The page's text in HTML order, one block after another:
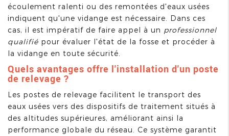
écoulement ralenti ou des remontées d'eaux usées
indiquent qu'une vidange est nécessaire. Dans ces
cas, il est impératif de faire appel à un professionnel
qualifié pour évaluer l'état de la fosse et procéder à
la vidange en toute sécurité.
Quels avantages offre l'installation d'un poste
de relevage ?
Les postes de relevage facilitent le transport des
eaux usées vers des dispositifs de traitement situés à
des altitudes supérieures, améliorant ainsi la
performance globale du réseau. Ce système garantit